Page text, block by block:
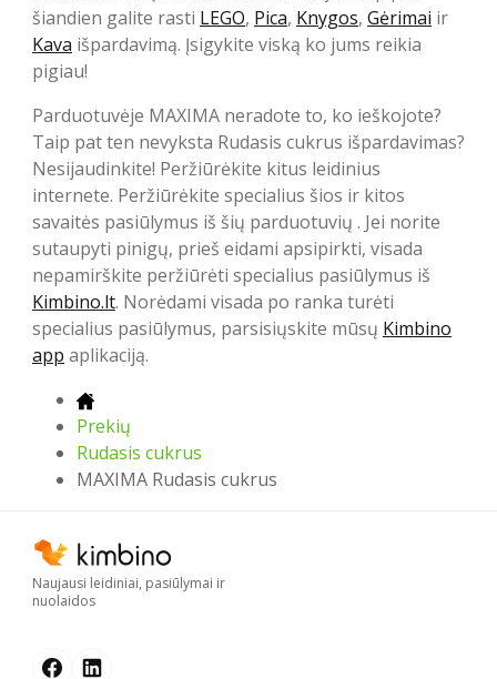
šiandien galite rasti LEGO, Pica, Knygos, Gėrimai ir
Kava išpardavimą. Įsigykite viską ko jums reikia
pigiau!
Parduotuvėje MAXIMA neradote to, ko ieškojote?
Taip pat ten nevyksta Rudasis cukrus išpardavimas?
Nesijaudinkite! Peržiūrėkite kitus leidinius
internete. Peržiūrėkite specialius šios ir kitos
savaitės pasiūlymus iš šių parduotuvių . Jei norite
sutaupyti pinigų, prieš eidami apsipirkti, visada
nepamirškite peržiūrėti specialius pasiūlymus iš
Kimbino.lt. Norėdami visada po ranka turėti
specialius pasiūlymus, parsisiųskite mūsų Kimbino
app aplikaciją.
Prekių
Rudasis cukrus
MAXIMA Rudasis cukrus
Naujausi leidiniai, pasiūlymai ir
nuolaidos